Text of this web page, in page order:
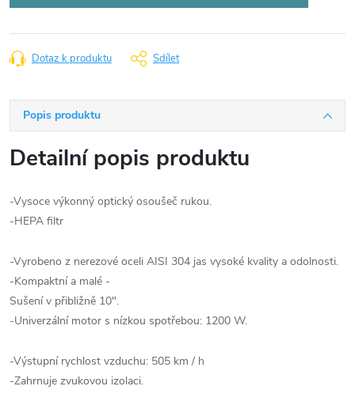
Dotaz k produktu Sdílet
Popis produktu
Detailní popis produktu
-Vysoce výkonný optický osoušeč rukou.
-HEPA filtr
-Vyrobeno z nerezové oceli AISI 304 jas vysoké kvality a odolnosti.
-Kompaktní a malé -
Sušení v přibližně 10".
-Univerzální motor s nízkou spotřebou: 1200 W.
-Výstupní rychlost vzduchu: 505 km / h
-Zahrnuje zvukovou izolaci.